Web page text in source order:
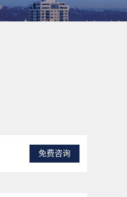
免费咨询